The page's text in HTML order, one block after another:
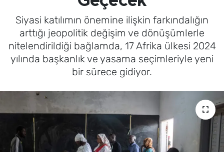
Siyasi katılımın önemine ilişkin farkındalığın
arttığı jeopolitik değişim ve dönüşümlerle
nitelendirildiği bağlamda, 17 Afrika ülkesi 2024
yılında başkanlık ve yasama seçimleriyle yeni
bir sürece gidiyor.